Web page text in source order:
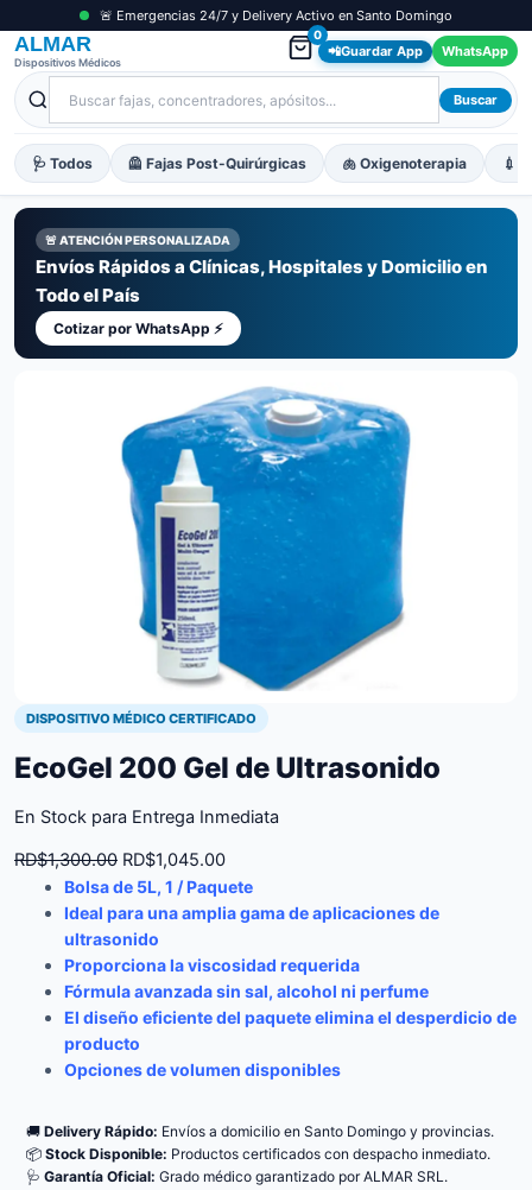
🚨 Emergencias 24/7 y Delivery Activo en Santo Domingo
ALMAR
Dispositivos Médicos
0
📲Guardar App WhatsApp
Buscar
🩺 Todos 🦺 Fajas Post-Quirúrgicas 🫁 Oxigenoterapia 💉
🚨 ATENCIÓN PERSONALIZADA
Envíos Rápidos a Clínicas, Hospitales y Domicilio en
Todo el País
Cotizar por WhatsApp ⚡
DISPOSITIVO MÉDICO CERTIFICADO
EcoGel 200 Gel de Ultrasonido
En Stock para Entrega Inmediata
RD$1,300.00 Original
price
was:
RD$1,300.00.
RD$1,045.00Current
price
is:
Bolsa de 5L, 1 / Paquete
Ideal para una amplia gama de aplicaciones de
ultrasonido
Proporciona la viscosidad requerida
Fórmula avanzada sin sal, alcohol ni perfume
El diseño eficiente del paquete elimina el desperdicio de
producto
Opciones de volumen disponibles
🚚 Delivery Rápido: Envíos a domicilio en Santo Domingo y provincias.
📦 Stock Disponible: Productos certificados con despacho inmediato.
🩺 Garantía Oficial: Grado médico garantizado por ALMAR SRL.